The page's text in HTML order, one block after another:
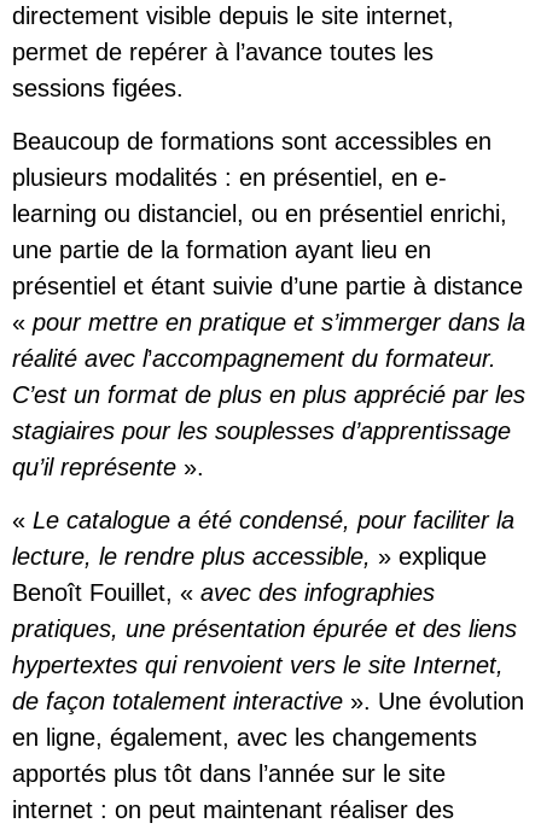
directement visible depuis le site internet,
permet de repérer à l’avance toutes les
sessions figées.
Beaucoup de formations sont accessibles en
plusieurs modalités : en présentiel, en e-
learning ou distanciel, ou en présentiel enrichi,
une partie de la formation ayant lieu en
présentiel et étant suivie d’une partie à distance
« pour mettre en pratique et s’immerger dans la
réalité avec l’accompagnement du formateur.
C’est un format de plus en plus apprécié par les
stagiaires pour les souplesses d’apprentissage
qu’il représente ».
« Le catalogue a été condensé, pour faciliter la
lecture, le rendre plus accessible, » explique
Benoît Fouillet, « avec des infographies
pratiques, une présentation épurée et des liens
hypertextes qui renvoient vers le site Internet,
de façon totalement interactive ». Une évolution
en ligne, également, avec les changements
apportés plus tôt dans l’année sur le site
internet : on peut maintenant réaliser des